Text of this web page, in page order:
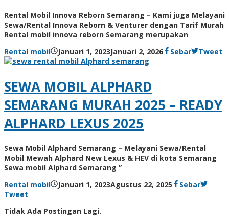
Rental Mobil Innova Reborn Semarang – Kami juga Melayani
Sewa/Rental Innova Reborn & Venturer dengan Tarif Murah
Rental mobil innova reborn Semarang merupakan
Rental mobil
Januari 1, 2023Januari 2, 2026 Sebar Tweet
SEWA MOBIL ALPHARD
SEMARANG MURAH 2025 – READY
ALPHARD LEXUS 2025
Sewa Mobil Alphard Semarang – Melayani Sewa/Rental
Mobil Mewah Alphard New Lexus & HEV di kota Semarang
Sewa mobil Alphard Semarang ”
Rental mobil
Januari 1, 2023Agustus 22, 2025
Sebar
Tweet
Tidak Ada Postingan Lagi.